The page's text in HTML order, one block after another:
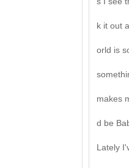
k it out
orld is
makes
d be
Lately